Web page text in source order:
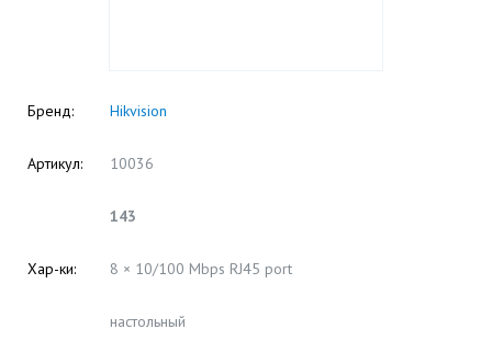
Бренд: Hikvision
Артикул: 10036
143
Хар-ки: 8 × 10/100 Mbps RJ45 port
настольный